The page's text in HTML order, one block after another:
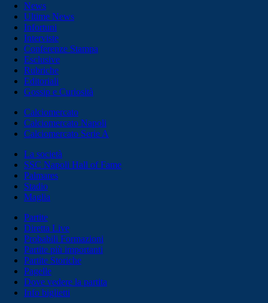
News
Ultime News
Infortuni
Interviste
Conferenze Stampa
Esclusive
Rubriche
Editoriali
Gossip e Curiosità
Calciomercato
Calciomercato Napoli
Calciomercato Serie A
La società
SSC Napoli Hall of Fame
Palmares
Stadio
Maglia
Partite
Diretta Live
Probabili Formazioni
Partite più importanti
Partite Storiche
Pagelle
Dove vedere la partita
Info biglietti